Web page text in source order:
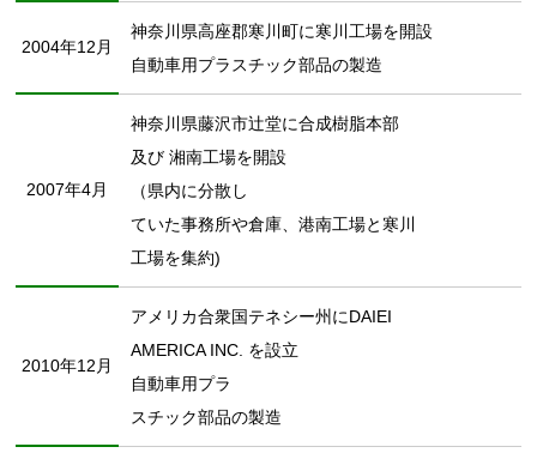
2004年12月
神奈川県高座郡寒川町に寒川工場を開設
自動車用プラスチック部品の製造
2007年4月
神奈川県藤沢市辻堂に合成樹脂本部
及び 湘南工場を開設
（県内に分散し
ていた事務所や倉庫、港南工場と寒川
工場を集約)
2010年12月
アメリカ合衆国テネシー州にDAIEI
AMERICA INC. を設立
自動車用プラ
スチック部品の製造